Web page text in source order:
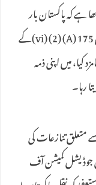
ہے کہ پاکستان بار
کونسل نے مجھےآئین پاکستان 1973ء کے آرٹیکل 175 (A) (2) (vi)کے
کیا، میں اپنی ذمہ
رہا۔
متعلق تنازعات کی
جوڈیشل کمیشن آف